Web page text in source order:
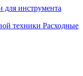
для инструмента
Расходные